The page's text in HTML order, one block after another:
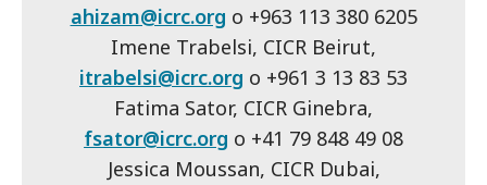
ahizam@icrc.org o +963 113 380 6205
Imene Trabelsi, CICR Beirut,
itrabelsi@icrc.org o +961 3 13 83 53
Fatima Sator, CICR Ginebra,
fsator@icrc.org o +41 79 848 49 08
Jessica Moussan, CICR Dubai,